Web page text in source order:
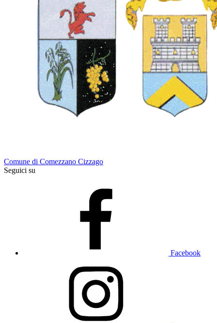
Comune di Comezzano Cizzago
Seguici su
Facebook